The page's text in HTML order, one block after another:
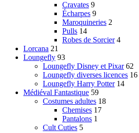
Cravates 9
Écharpes 9
Maroquineries 2
Pulls 14
Robes de Sorcier 4
Lorcana 21
Loungefly 93
Loungefly Disney et Pixar 62
Loungefly diverses licences 16
Loungefly Harry Potter 14
Médiéval Fantastique 59
Costumes adultes 18
Chemises 17
Pantalons 1
Cult Cuties 5